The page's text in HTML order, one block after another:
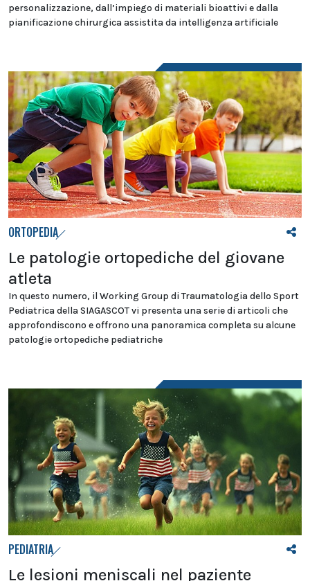
personalizzazione, dall’impiego di materiali bioattivi e dalla
pianificazione chirurgica assistita da intelligenza artificiale
ORTOPEDIA
Le patologie ortopediche del giovane
atleta
In questo numero, il Working Group di Traumatologia dello Sport
Pediatrica della SIAGASCOT vi presenta una serie di articoli che
approfondiscono e offrono una panoramica completa su alcune
patologie ortopediche pediatriche
PEDIATRIA
Le lesioni meniscali nel paziente